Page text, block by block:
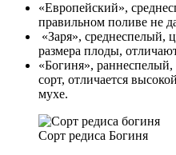
«Европейский»,
правильном поливе не
«Заря», среднеспелый,
размера плоды,
«Богиня»,
сорт, отличается
мухе.
Сорт редиса Богиня